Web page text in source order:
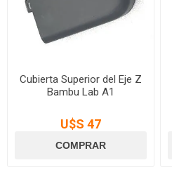
Cubierta Superior del Eje Z
Bambu Lab A1
U$S 47